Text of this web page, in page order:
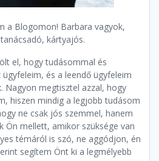
a Blogomon! Barbara vagyok,
kártyajós.
el, hogy tudásommal és
és a leendő ügyfeleim
Nagyon megtisztel azzal, hogy
hiszen mindig a legjobb tudásom
ne csak jós szemmel, hanem
Ön mellett, amikor szüksége van
témáról is szó, ne aggódjon, én
segítem Önt ki a legmélyebb